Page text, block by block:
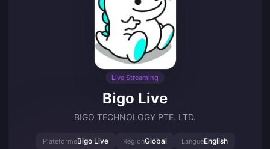
Live Streaming
Bigo Live
BIGO TECHNOLOGY PTE. LTD.
PlateformeBigo Live RégionGlobal LangueEnglish